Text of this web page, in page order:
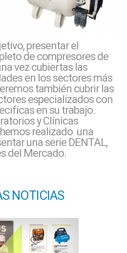
presentar el
de compresores de
vez cubiertas las
en los sectores más
también cubrir las
especializados con
en su trabajo.
y Clínicas
realizado una
una serie DENTAL,
del Mercado.
NOTICIAS